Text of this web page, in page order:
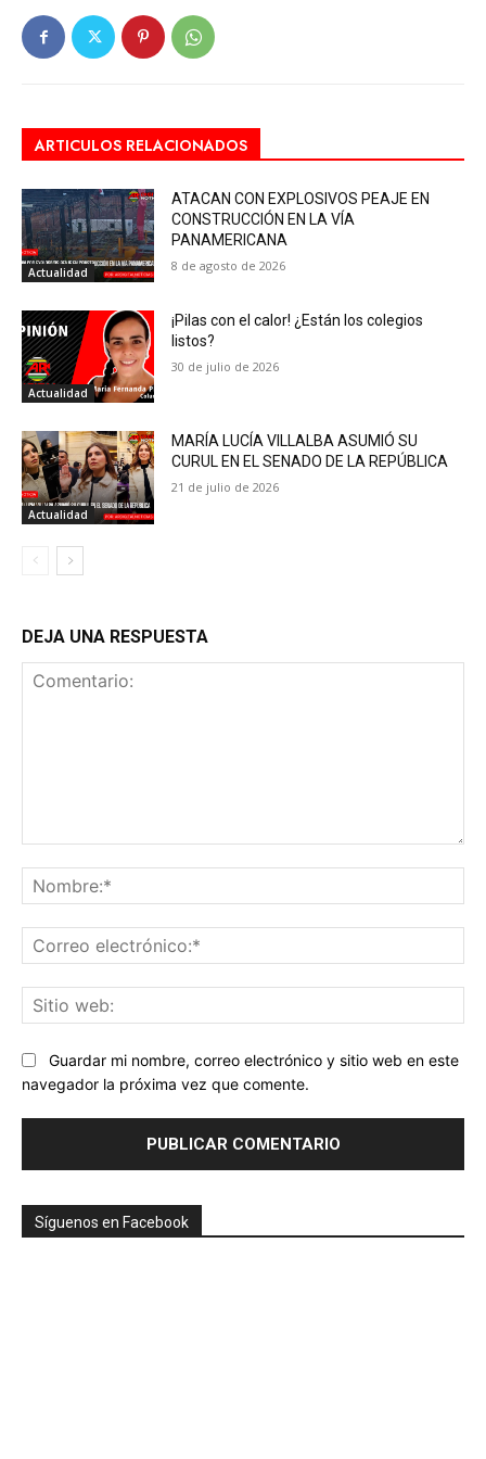
ARTICULOS RELACIONADOS
Actualidad
ATACAN CON EXPLOSIVOS PEAJE EN
CONSTRUCCIÓN EN LA VÍA
PANAMERICANA
8 de agosto de 2026
Actualidad
¡Pilas con el calor! ¿Están los colegios
listos?
30 de julio de 2026
Actualidad
MARÍA LUCÍA VILLALBA ASUMIÓ SU
CURUL EN EL SENADO DE LA REPÚBLICA
21 de julio de 2026
DEJA UNA RESPUESTA
Guardar mi nombre, correo electrónico y sitio web en este
navegador la próxima vez que comente.
Síguenos en Facebook